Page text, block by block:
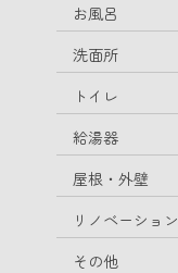
お風呂
洗面所
トイレ
給湯器
屋根・外壁
リノベーション
その他